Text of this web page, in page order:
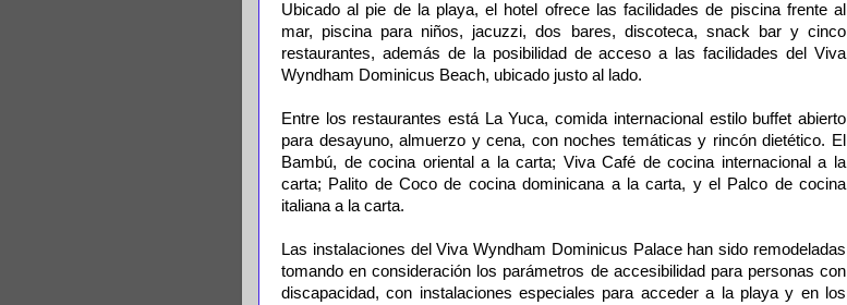
Ubicado al pie de la playa, el hotel ofrece las facilidades de piscina frente al
mar, piscina para niños, jacuzzi, dos bares, discoteca, snack bar y cinco
restaurantes, además de la posibilidad de acceso a las facilidades del Viva
Wyndham Dominicus Beach, ubicado justo al lado.
Entre los restaurantes está La Yuca, comida internacional estilo buffet abierto
para desayuno, almuerzo y cena, con noches temáticas y rincón dietético. El
Bambú, de cocina oriental a la carta; Viva Café de cocina internacional a la
carta; Palito de Coco de cocina dominicana a la carta, y el Palco de cocina
italiana a la carta.
Las instalaciones del Viva Wyndham Dominicus Palace han sido remodeladas
tomando en consideración los parámetros de accesibilidad para personas con
discapacidad, con instalaciones especiales para acceder a la playa y en los